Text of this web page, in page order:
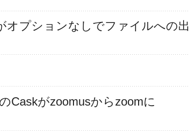
オプションなしでファイルへの出
Caskがzoomusからzoomに